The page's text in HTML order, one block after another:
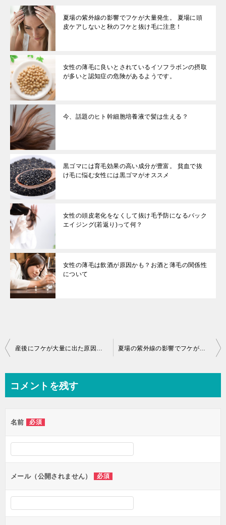
夏場の紫外線の影響でフケが大量発生。 夏場に頭
皮ケアしないと秋のフケと抜け毛に注意！
女性の薄毛に良いとされているイソフラボンの摂取
が多いと認知症の危険があるようです。
今、話題のヒト幹細胞培養液で髪は生える？
黒ゴマには育毛効果の高い成分が豊富。 貧血で抜
け毛に悩む女性には黒ゴマがオススメ
女性の頭皮老化をなくして抜け毛予防になるバック
エイジング(若返り)って何？
女性の薄毛は飲酒が原因かも？お酒と薄毛の関係性
について
投
ビ
ー
シ
ョ
ン
コメントを残す
名前 必須
メール（公開されません） 必須